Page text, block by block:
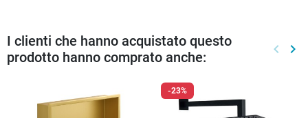
I clienti che hanno acquistato questo
prodotto hanno comprato anche:
keyboard_arrow_left keyboard_arrow_right
-23%